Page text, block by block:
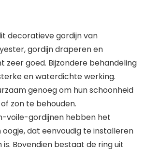
decoratieve gordijn van
gordijn draperen en
zeer goed. Bijzondere behandeling
en waterdichte werking.
genoeg om hun schoonheid
zon te behouden.
voile-gordijnen hebben het
dat eenvoudig te installeren
Bovendien bestaat de ring uit